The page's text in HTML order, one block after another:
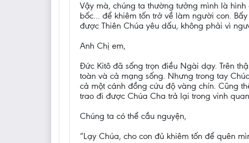
Vậy mà, chúng ta thường tưởng mình là
bốc… để khiêm tốn trở về làm người con.
được Thiên Chúa yêu dấu, không phải vì
Anh Chị em,
Đức Kitô đã sống trọn điều Ngài dạy. Trên
toàn và cả mạng sống. Nhưng trong tay
cả một cánh đồng cứu độ vàng chín. Cũng
trao đi được Chúa Cha trả lại trong vinh
Chúng ta có thể cầu nguyện,
“Lạy Chúa, cho con đủ khiêm tốn để quên